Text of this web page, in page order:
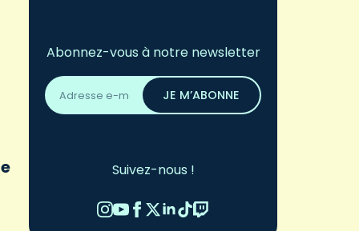
Abonnez-vous à notre newsletter
Adresse
email
*
JE M’ABONNE
Suivez-nous !